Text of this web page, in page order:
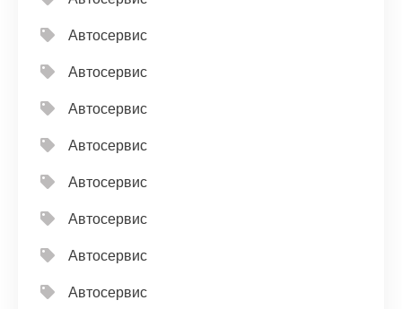
Автосервис
Автосервис
Автосервис
Автосервис
Автосервис
Автосервис
Автосервис
Автосервис